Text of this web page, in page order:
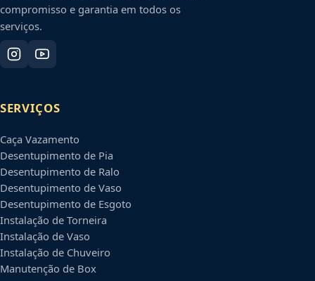
compromisso e garantia em todos os
serviços.
SERVIÇOS
Caça Vazamento
Desentupimento de Pia
Desentupimento de Ralo
Desentupimento de Vaso
Desentupimento de Esgoto
Instalação de Torneira
Instalação de Vaso
Instalação de Chuveiro
Manutenção de Box